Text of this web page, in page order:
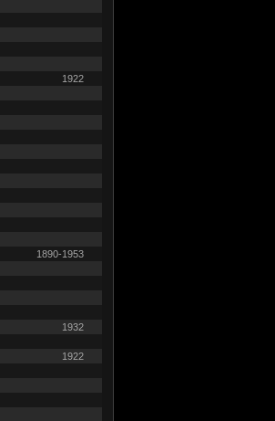
1922
1890-1953
1932
1922